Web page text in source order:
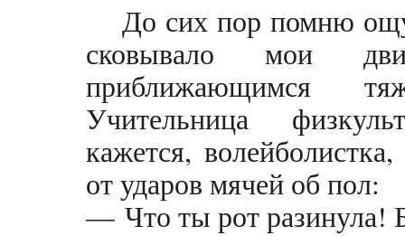
До сих пор помню
сковывало мои
приближающимся
Учительница
кажется,
от ударов мячей об пол:
— Что ты рот разинула!